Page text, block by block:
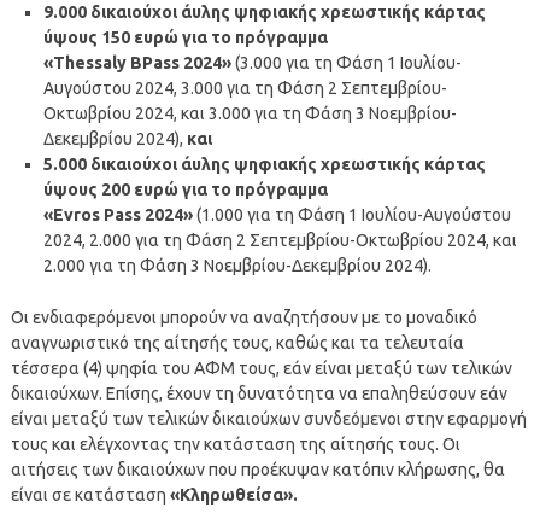
9.000 δικαιούχοι άυλης ψηφιακής χρεωστικής κάρτας
ύψους 150 ευρώ για το πρόγραμμα
«Thessaly BPass2024»(3.000 για τη Φάση 1 Ιουλίου-
Αυγούστου 2024, 3.000 για τη Φάση 2 Σεπτεμβρίου-
Οκτωβρίου 2024, και 3.000 για τη Φάση 3 Νοεμβρίου-
Δεκεμβρίου 2024), και
5.000 δικαιούχοι άυλης ψηφιακής χρεωστικής κάρτας
ύψους 200 ευρώ για το πρόγραμμα
«Evros Pass2024»(1.000 για τη Φάση 1 Ιουλίου-Αυγούστου
2024, 2.000 για τη Φάση 2 Σεπτεμβρίου-Οκτωβρίου 2024, και
2.000 για τη Φάση 3 Νοεμβρίου-Δεκεμβρίου 2024).
Οι ενδιαφερόμενοι μπορούν να αναζητήσουν με το μοναδικό
αναγνωριστικό της αίτησής τους, καθώς και τα τελευταία
τέσσερα (4) ψηφία του ΑΦΜ τους, εάν είναι μεταξύ των τελικών
δικαιούχων. Επίσης, έχουν τη δυνατότητα να επαληθεύσουν εάν
είναι μεταξύ των τελικών δικαιούχων συνδεόμενοι στην εφαρμογή
τους και ελέγχοντας την κατάσταση της αίτησής τους. Οι
αιτήσεις των δικαιούχων που προέκυψαν κατόπιν κλήρωσης, θα
είναι σε κατάσταση «Κληρωθείσα».